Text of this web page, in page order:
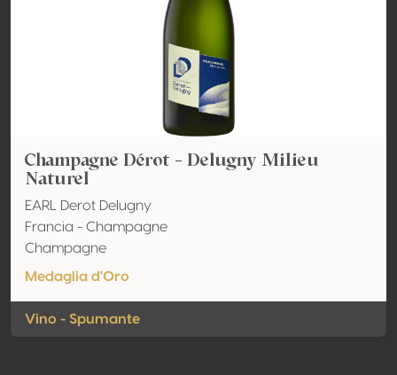
Champagne Dérot - Delugny Milieu
Naturel
EARL Derot Delugny
Francia - Champagne
Champagne
Medaglia d'Oro
Vino - Spumante